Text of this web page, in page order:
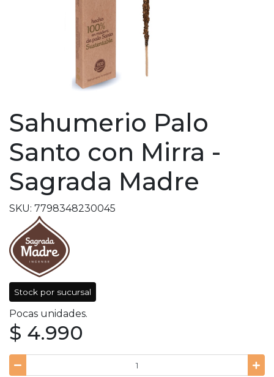
Sahumerio Palo
Santo con Mirra -
Sagrada Madre
SKU: 7798348230045
Stock por sucursal
Pocas unidades.
$ 4.990